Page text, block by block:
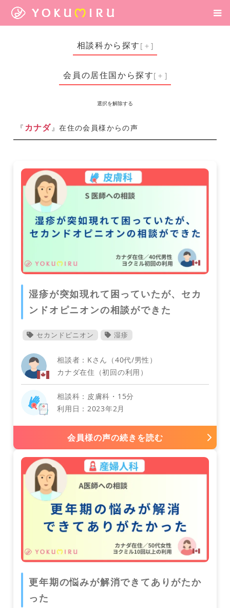
相談科から探す
消化器外科
消化器内科
会員の居住国から探す
マルタ共和国
オーストリア
選択を解除する
『 カナダ』在住の会員様からの声
湿疹が突如現れて困っていたが、セカ
ンドオピニオンの相談ができた
セカンドピニオン 湿疹
相談者：Kさん（40代/男性）
カナダ在住（初回の利用）
相談科：皮膚科・15分
利用日：2023年2月
会員様の声の続きを読む
更年期の悩みが解消できてありがたか
った